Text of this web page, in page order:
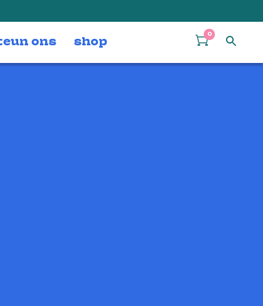
ons shop
0